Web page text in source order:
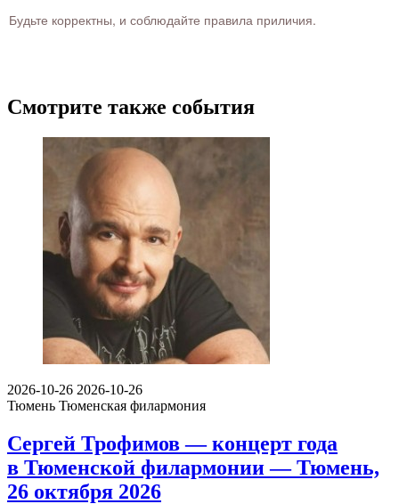
Будьте корректны, и соблюдайте правила приличия.
Смотрите также события
2026-10-26 2026-10-26
Тюмень Тюменская филармония
Сергей Трофимов — концерт года
в Тюменской филармонии — Тюмень,
26 октября 2026